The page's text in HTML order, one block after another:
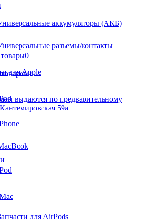
0
0
выдаются по предварительному
59а
аккумуляторы (АКБ)
разъемы/контакты
для Apple
для AirPods